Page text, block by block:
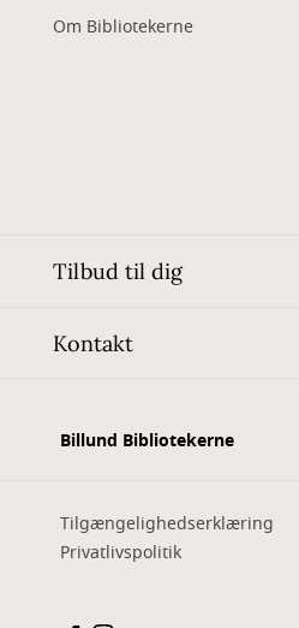
Om Bibliotekerne
Tilbud til dig
Kontakt
Billund Bibliotekerne
Tilgængelighedserklæring
Privatlivspolitik